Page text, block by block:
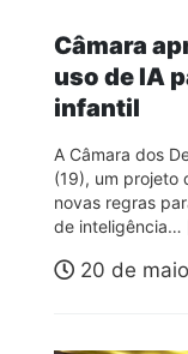
Câmara
uso de IA
infantil
A Câmara dos
(19), um projeto
novas regras
de inteligência…
20 de